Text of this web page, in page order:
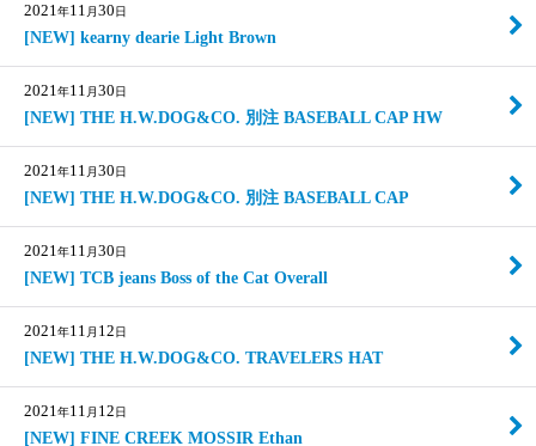
2021年11 月30日
[NEW] kearny dearie Light Brown
2021年11 月30日
[NEW] THE H.W.DOG&CO. 別注 BASEBALL CAP HW
2021年11 月30日
[NEW] THE H.W.DOG&CO. 別注 BASEBALL CAP
2021年11 月30日
[NEW] TCB jeans Boss of the Cat Overall
2021年11 月 12日
[NEW] THE H.W.DOG&CO. TRAVELERS HAT
2021年11 月 12日
[NEW] FINE CREEK MOSSIR Ethan